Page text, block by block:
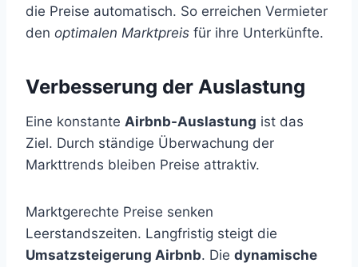
die Preise automatisch. So erreichen Vermieter
den optimalen Marktpreis für ihre Unterkünfte.
Verbesserung der Auslastung
Eine konstante Airbnb-Auslastung ist das
Ziel. Durch ständige Überwachung der
Markttrends bleiben Preise attraktiv.
Marktgerechte Preise senken
Leerstandszeiten. Langfristig steigt die
Umsatzsteigerung Airbnb. Die dynamische